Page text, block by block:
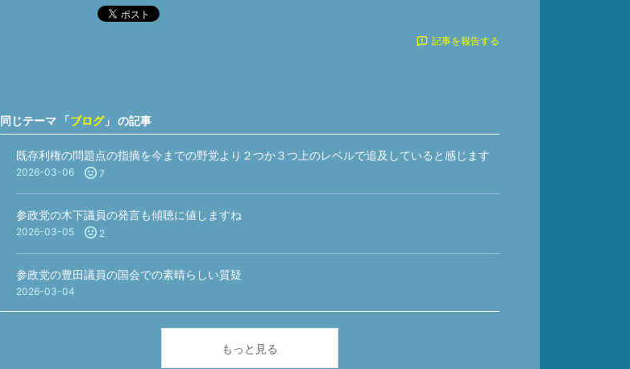
ポスト
記事を報告する
同じテーマ 「ブログ」 の記事
既存利権の問題点の指摘を今までの野党より２つか３つ上のレベルで追及していると感じます
2026-03-06 7
参政党の木下議員の発言も傾聴に値しますね
2026-03-05 2
参政党の豊田議員の国会での素晴らしい質疑
2026-03-04
もっと見る